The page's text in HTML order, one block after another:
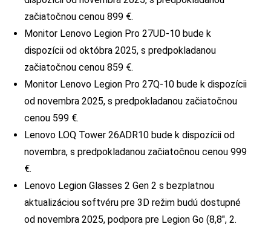
začiatočnou cenou 899 €.
Monitor Lenovo Legion Pro 27UD-10 bude k
dispozícii od októbra 2025, s predpokladanou
začiatočnou cenou 859 €.
Monitor Lenovo Legion Pro 27Q-10 bude k dispozícii
od novembra 2025, s predpokladanou začiatočnou
cenou 599 €.
Lenovo LOQ Tower 26ADR10 bude k dispozícii od
novembra, s predpokladanou začiatočnou cenou 999
€.
Lenovo Legion Glasses 2 Gen 2 s bezplatnou
aktualizáciou softvéru pre 3D režim budú dostupné
od novembra 2025, podpora pre Legion Go (8,8″, 2.